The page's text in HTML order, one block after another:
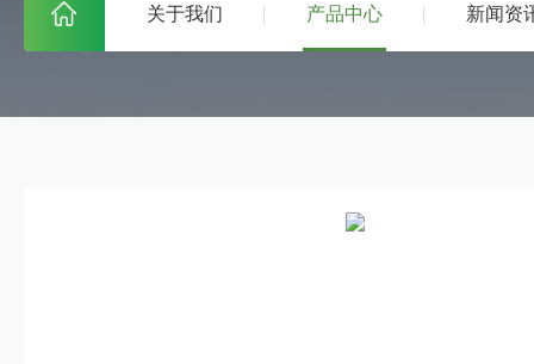
关于我们 产品中心 新闻资